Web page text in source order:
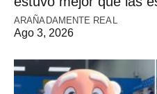
ARAÑADAMENTE REAL
Ago 3, 2026